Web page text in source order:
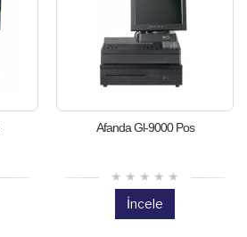
Afanda Gl-9000 Pos
İncele